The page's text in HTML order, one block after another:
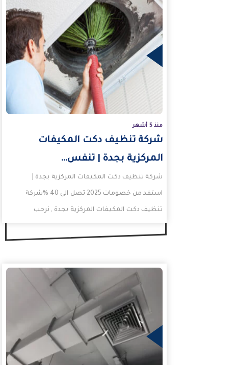
منذ 5 أشهر
شركة تنظيف دكت المكيفات
المركزية بجدة | تنفس…
شركة تنظيف دكت المكيفات المركزية بجدة |
استفد من خصومات 2025 تصل الى 40 %شركة
تنظيف دكت المكيفات المركزية بجدة , نرحب